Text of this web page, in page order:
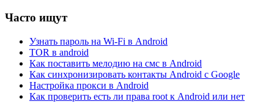
Часто ищут
Узнать пароль на Wi-Fi в Android
TOR в android
Как поставить мелодию на смс в Android
Как синхронизировать контакты Android с Google
Настройка прокси в Android
Как проверить есть ли права root к Android или нет